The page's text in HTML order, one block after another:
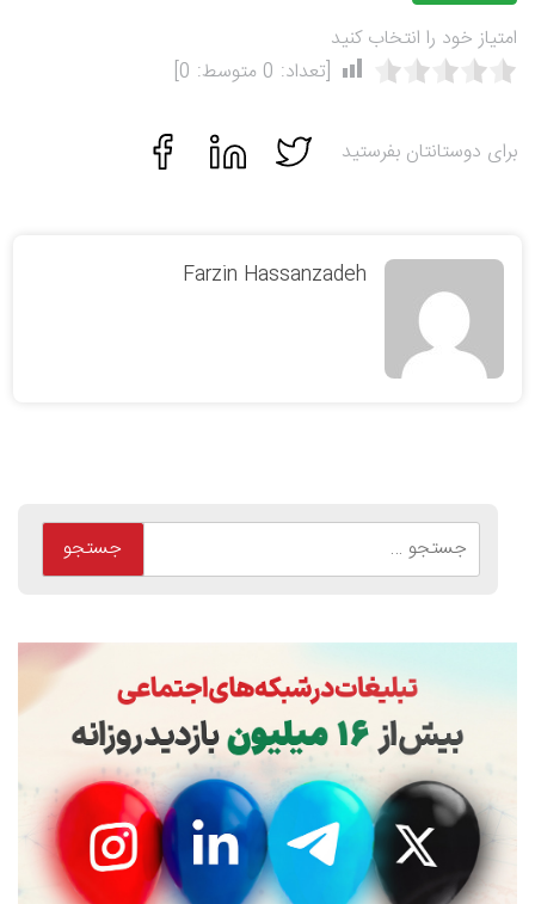
امتیاز خود را انتخاب کنید
[تعداد: 0 متوسط: 0
]
برای دوستانتان بفرستید
Farzin Hassanzadeh
جستجو
برای: